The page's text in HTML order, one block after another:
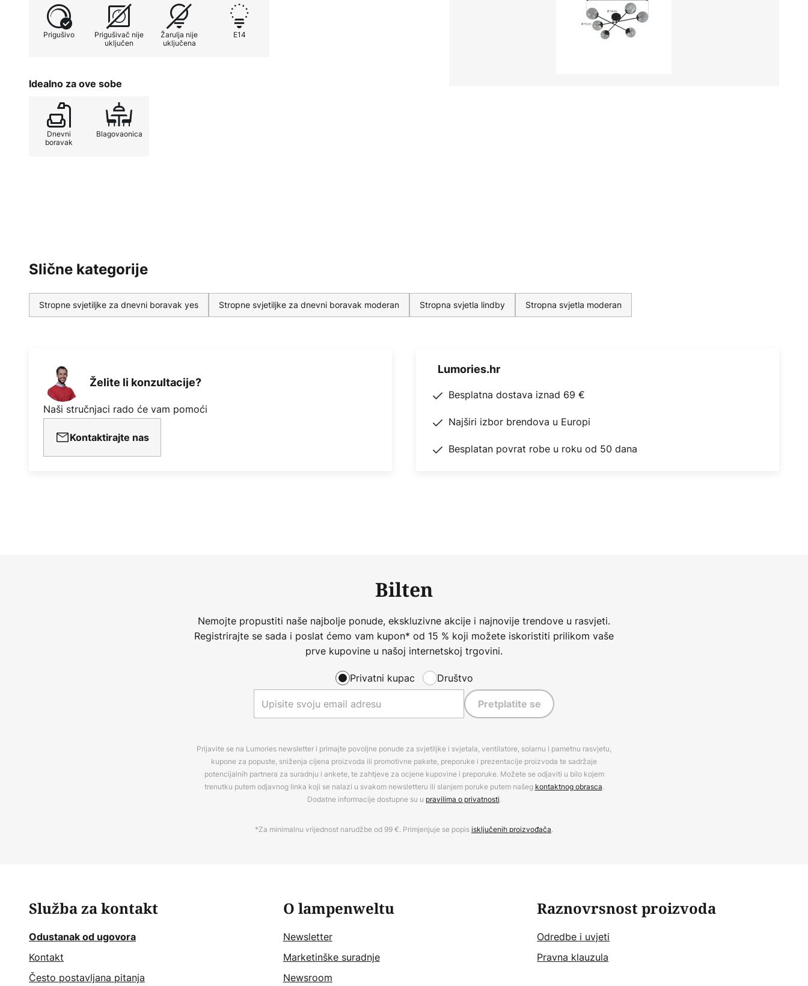
možete prilagoditi intenzitet svjetla prema svojim željama.
Prigušivo
Prigušivač nije
uključen
Žarulja nije
uključena
E14
Idealno za ove sobe
Dnevni
boravak
Blagovaonica
Slične kategorije
Stropne svjetiljke za dnevni boravak yes Stropne svjetiljke za dnevni boravak moderan Stropna svjetla lindby Stropna svjetla moderan
Želite li konzultacije?
Naši stručnjaci rado će vam pomoći
Kontaktirajte nas
Lumories.hr
Besplatna dostava iznad 69 €
Najširi izbor brendova u Europi
Besplatan povrat robe u roku od 50 dana
Bilten
Nemojte propustiti naše najbolje ponude, ekskluzivne akcije i najnovije trendove u rasvjeti.
Registrirajte se sada i poslat ćemo vam kupon* od 15 % koji možete iskoristiti prilikom vaše
prve kupovine u našoj internetskoj trgovini.
Privatni kupac Društvo
Pretplatite se
Prijavite se na Lumories newsletter i primajte povoljne ponude za svjetiljke i svjetala, ventilatore, solarnu i pametnu rasvjetu,
kupone za popuste, sniženja cijena proizvoda ili promotivne pakete, preporuke i prezentacije proizvoda te sadržaje
potencijalnih partnera za suradnju i ankete, te zahtjeve za ocjene kupovine i preporuke. Možete se odjaviti u bilo kojem
trenutku putem odjavnog linka koji se nalazi u svakom newsletteru ili slanjem poruke putem našeg kontaktnog obrasca.
Dodatne informacije dostupne su u pravilima o privatnosti.
*Za minimalnu vrijednost narudžbe od 99 €. Primjenjuje se popisisključenih proizvođača.
Služba za kontakt
Odustanak od ugovora
Kontakt
Često postavljana pitanja
O lampenweltu
Newsletter
Marketinške suradnje
Newsroom
Raznovrsnost proizvoda
Odredbe i uvjeti
Pravna klauzula